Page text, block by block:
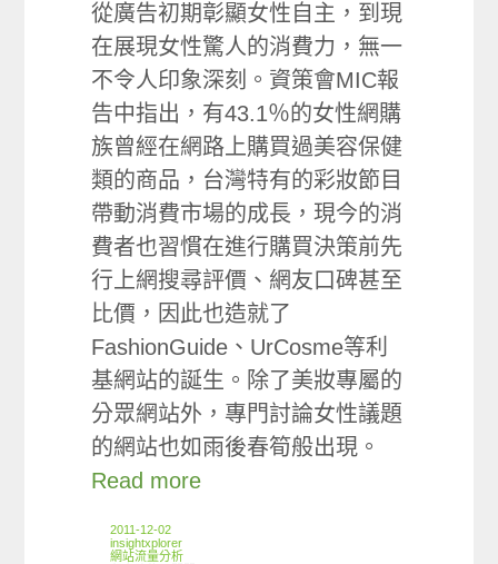
從廣告初期彰顯女性自主，到現
在展現女性驚人的消費力，無一
不令人印象深刻。資策會MIC報
告中指出，有43.1％的女性網購
族曾經在網路上購買過美容保健
類的商品，台灣特有的彩妝節目
帶動消費市場的成長，現今的消
費者也習慣在進行購買決策前先
行上網搜尋評價、網友口碑甚至
比價，因此也造就了
FashionGuide、UrCosme等利
基網站的誕生。除了美妝專屬的
分眾網站外，專門討論女性議題
的網站也如雨後春筍般出現。
Read more
2011-12-02
insightxplorer
網站流量分析